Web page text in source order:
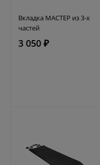
Вкладка МАСТЕР из 3-х
частей
3 050 ₽